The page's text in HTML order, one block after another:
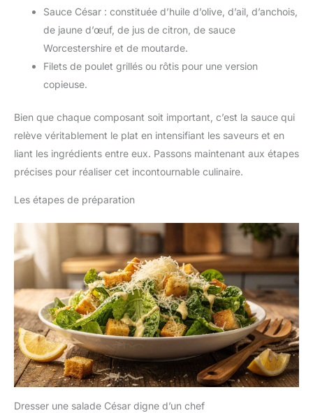
Sauce César : constituée d’huile d’olive, d’ail, d’anchois,
de jaune d’œuf, de jus de citron, de sauce
Worcestershire et de moutarde.
Filets de poulet grillés ou rôtis pour une version
copieuse.
Bien que chaque composant soit important, c’est la sauce qui
relève véritablement le plat en intensifiant les saveurs et en
liant les ingrédients entre eux. Passons maintenant aux étapes
précises pour réaliser cet incontournable culinaire.
Les étapes de préparation
Dresser une salade César digne d’un chef